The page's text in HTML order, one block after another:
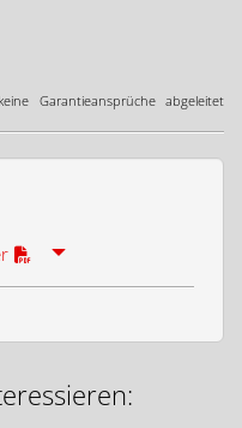
Garantieansprüche abgeleitet